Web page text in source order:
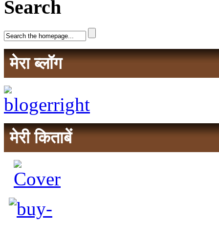
Search
मेरा ब्लॉग
मेरी किताबें